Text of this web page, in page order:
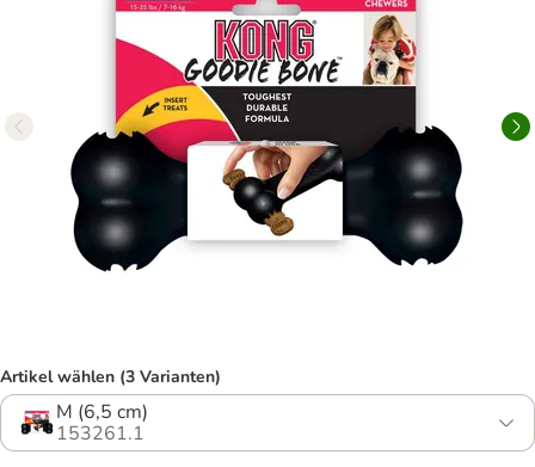
Artikel wählen (3 Varianten)
M (6,5 cm)
153261.1